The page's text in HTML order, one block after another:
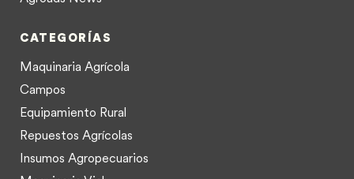
CATEGORÍAS
Maquinaria Agrícola
Campos
Equipamiento Rural
Repuestos Agrícolas
Insumos Agropecuarios